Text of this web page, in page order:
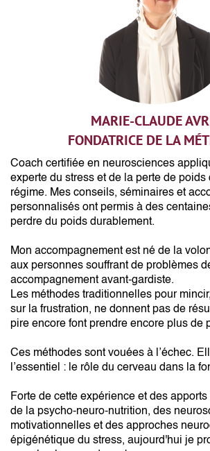
MARIE-CLAUDE
FONDATRICE DE LA
Coach certifiée en neurosciences
experte du stress et de la perte de poids
régime. Mes conseils, séminaires et
personnalisés ont permis à des
perdre du poids durablement.
Mon accompagnement est né de la
aux personnes souffrant de problèmes
accompagnement avant-gardiste.
Les méthodes traditionnelles pour
sur la frustration, ne donnent pas de
pire encore font prendre encore plus de
Ces méthodes sont vouées à l’échec.
l’essentiel : le rôle du cerveau dans la
Forte de cette expérience et des
de la psycho-neuro-nutrition, des
motivationnelles et des approches
épigénétique du stress, aujourd'hui je